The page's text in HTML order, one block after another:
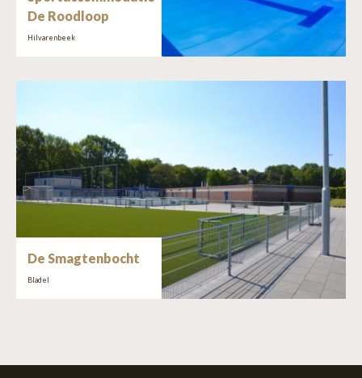
De Roodloop
Hilvarenbeek
De Smagtenbocht
Bladel